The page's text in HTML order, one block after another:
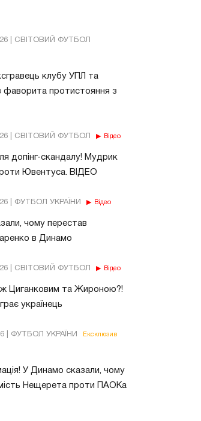
| СВІТОВИЙ ФУТБОЛ
клубу УПЛ та
фаворита протистояння з
| СВІТОВИЙ ФУТБОЛ Відео
допінг-скандалу! Мудрик
Ювентуса. ВІДЕО
| ФУТБОЛ УКРАЇНИ Відео
чому перестав
в Динамо
| СВІТОВИЙ ФУТБОЛ Відео
Циганковим та Жироною?!
українець
| ФУТБОЛ УКРАЇНИ Ексклюзив
У Динамо сказали, чому
Нещерета проти ПАОКа